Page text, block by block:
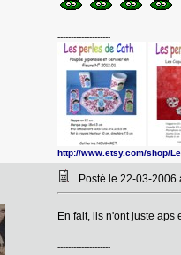
--------------------
http://www.etsy.com/shop/
Posté le 22-03-2006
En fait, ils n'ont juste
--------------------